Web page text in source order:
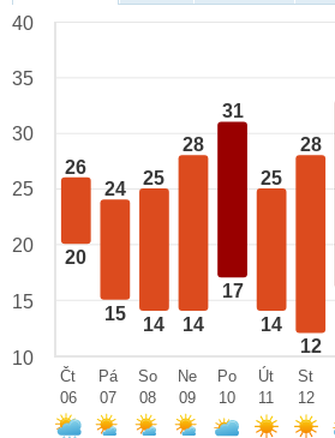
26
20
24
15
25
14
28
14
31
17
25
14
28
12
40
35
30
25
20
15
10
Čt
06
Pá
07
So
08
Ne
09
Po
10
Út
11
St
12